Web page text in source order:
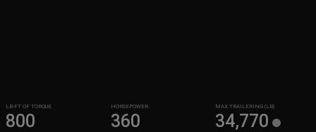
LB-FT OF TORQUE
800
HORSEPOWER
360
MAX TRAILERING (LB)
34,770